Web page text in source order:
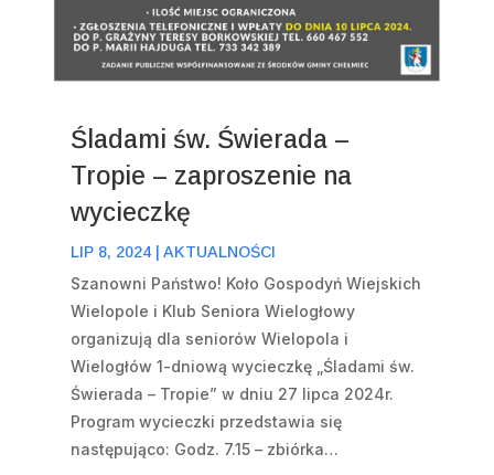
Śladami św. Świerada –
Tropie – zaproszenie na
wycieczkę
LIP 8, 2024| AKTUALNOŚCI
Szanowni Państwo! Koło Gospodyń Wiejskich
Wielopole i Klub Seniora Wielogłowy
organizują dla seniorów Wielopola i
Wielogłów 1-dniową wycieczkę „Śladami św.
Świerada – Tropie” w dniu 27 lipca 2024r.
Program wycieczki przedstawia się
następująco: Godz. 7.15 – zbiórka…